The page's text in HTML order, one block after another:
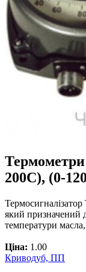
200С), (0-
який призначений
температури
Ціна: 1.00
Криводуб, ПП